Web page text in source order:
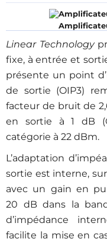
Linear Technology
fixe, à entrée et
présente un point
de sortie (OIP3)
facteur de bruit de
en sortie à 1 dB
catégorie à 22 dBm.
L’adaptation
sortie est interne,
avec un gain en
20 dB dans la
d’impédance
facilite la mise en